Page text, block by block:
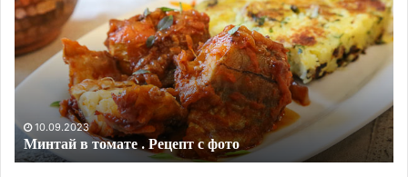
консервированным
тунцом,
авокадо
и
грушей.
Рецепт
с
фото
10.09.2023
Салат с консервированным тунцом, авокадо и
грушей. Рецепт с фото